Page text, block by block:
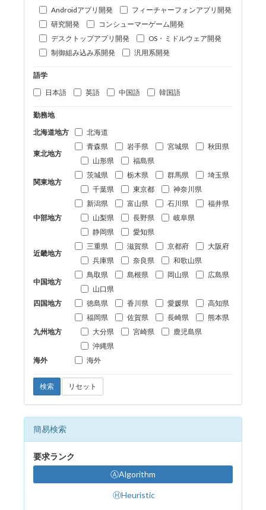
Androidアプリ開発
フィーチャーフォンアプリ開発
研究開発
コンシューマーゲーム開発
デスクトップアプリ開発
OS・ミドルウェア開発
制御組み込み系開発
汎用系開発
語学
日本語
英語 中国語 韓国語
勤務地
北海道地方
北海道
東北地方
青森県 岩手県 宮城県
秋田県
山形県
福島県
関東地方
茨城県 栃木県 群馬県
埼玉県
千葉県
東京都 神奈川県
中部地方
新潟県 富山県 石川県
福井県
山梨県
長野県
岐阜県
静岡県
愛知県
近畿地方
三重県 滋賀県 京都府
大阪府
兵庫県
奈良県 和歌山県
中国地方
鳥取県 島根県 岡山県
広島県
山口県
四国地方
徳島県 香川県 愛媛県 高知県
九州地方
福岡県 佐賀県 長崎県
熊本県
大分県
宮崎県
鹿児島県
沖縄県
海外
海外
検索 リセット
簡易検索
要求ランク
ⒶAlgorithm
ⒽHeuristic